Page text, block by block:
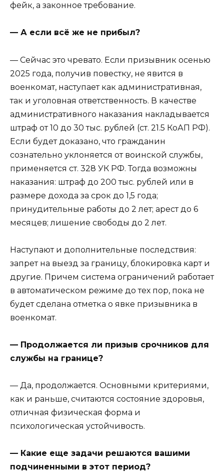
фейк, а законное требование.
— А если всё же не прибыл?
— Сейчас это чревато. Если призывник осенью
2025 года, получив повестку, не явится в
военкомат, наступает как административная,
так и уголовная ответственность. В качестве
административного наказания накладывается
штраф от 10 до 30 тыс. рублей (ст. 21.5 КоАП РФ).
Если будет доказано, что гражданин
сознательно уклоняется от воинской службы,
применяется ст. 328 УК РФ. Тогда возможны
наказания: штраф до 200 тыс. рублей или в
размере дохода за срок до 1,5 года;
принудительные работы до 2 лет; арест до 6
месяцев; лишение свободы до 2 лет.
Наступают и дополнительные последствия:
запрет на выезд за границу, блокировка карт и
другие. Причем система ограничений работает
в автоматическом режиме до тех пор, пока не
будет сделана отметка о явке призывника в
военкомат.
— Продолжается ли призыв срочников для
службы на границе?
— Да, продолжается. Основными критериями,
как и раньше, считаются состояние здоровья,
отличная физическая форма и
психологическая устойчивость.
— Какие еще задачи решаются вашими
подчиненными в этот период?